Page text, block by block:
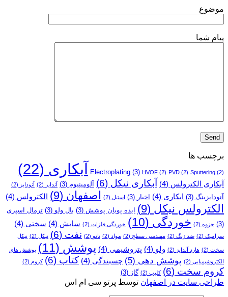
موضوع
پیام شما
برچسب ها
Electroplating (3) HVOF (2) PVD (2) Sputtering (2) آبکاری (22)
آبکاری الکترولس (4) آبکاری نیکل (6) آلومینیوم (3) آندایز (2) آنودایز (2)
آنودایزینگ (3) ابکاری (4) اخبار (3) استیل (2) اصفهان (9) الکترولس (4)
الکترولس نیکل (9) ایده پویان پوشش (3) بال ولو (3)
ترمال اسپری
(3)
جزوه (2) خوردگی (10) خوردگی فلزات (2) سایش (4) سختی (4)
سرامیک (2) ضد زنگ (2) مهندسی سطح (2) مواد (2) نانو (2) نفت (6) نیکل (2) نیکل
سخت (2) هارد آندایز (2) ولو (4) پتروشیمی (4) پوشش (11)
پوشش­ های
الکتروشیمیایی (2) پوشش دهی (5) چسبندگی (4) کتاب (6) کروم (2)
کروم سخت (6) کلیپ (2) گاز (3)
طراحی سایت در اصفهان توسط پرتو سی ام اس